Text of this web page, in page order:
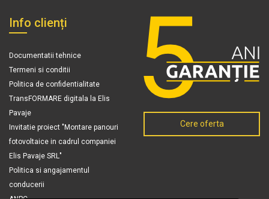
Info clienți
Documentatii tehnice
Termeni si conditii
Politica de confidentialitate
TransFORMARE digitala la Elis
Pavaje
Invitatie proiect "Montare panouri
fotovoltaice in cadrul companiei
Elis Pavaje SRL"
Politica si angajamentul
conducerii
Cere oferta